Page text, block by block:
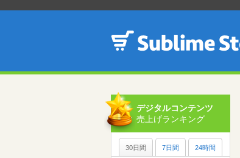
デジタルコンテンツ
売上げランキング
30日間 7日間 24時間